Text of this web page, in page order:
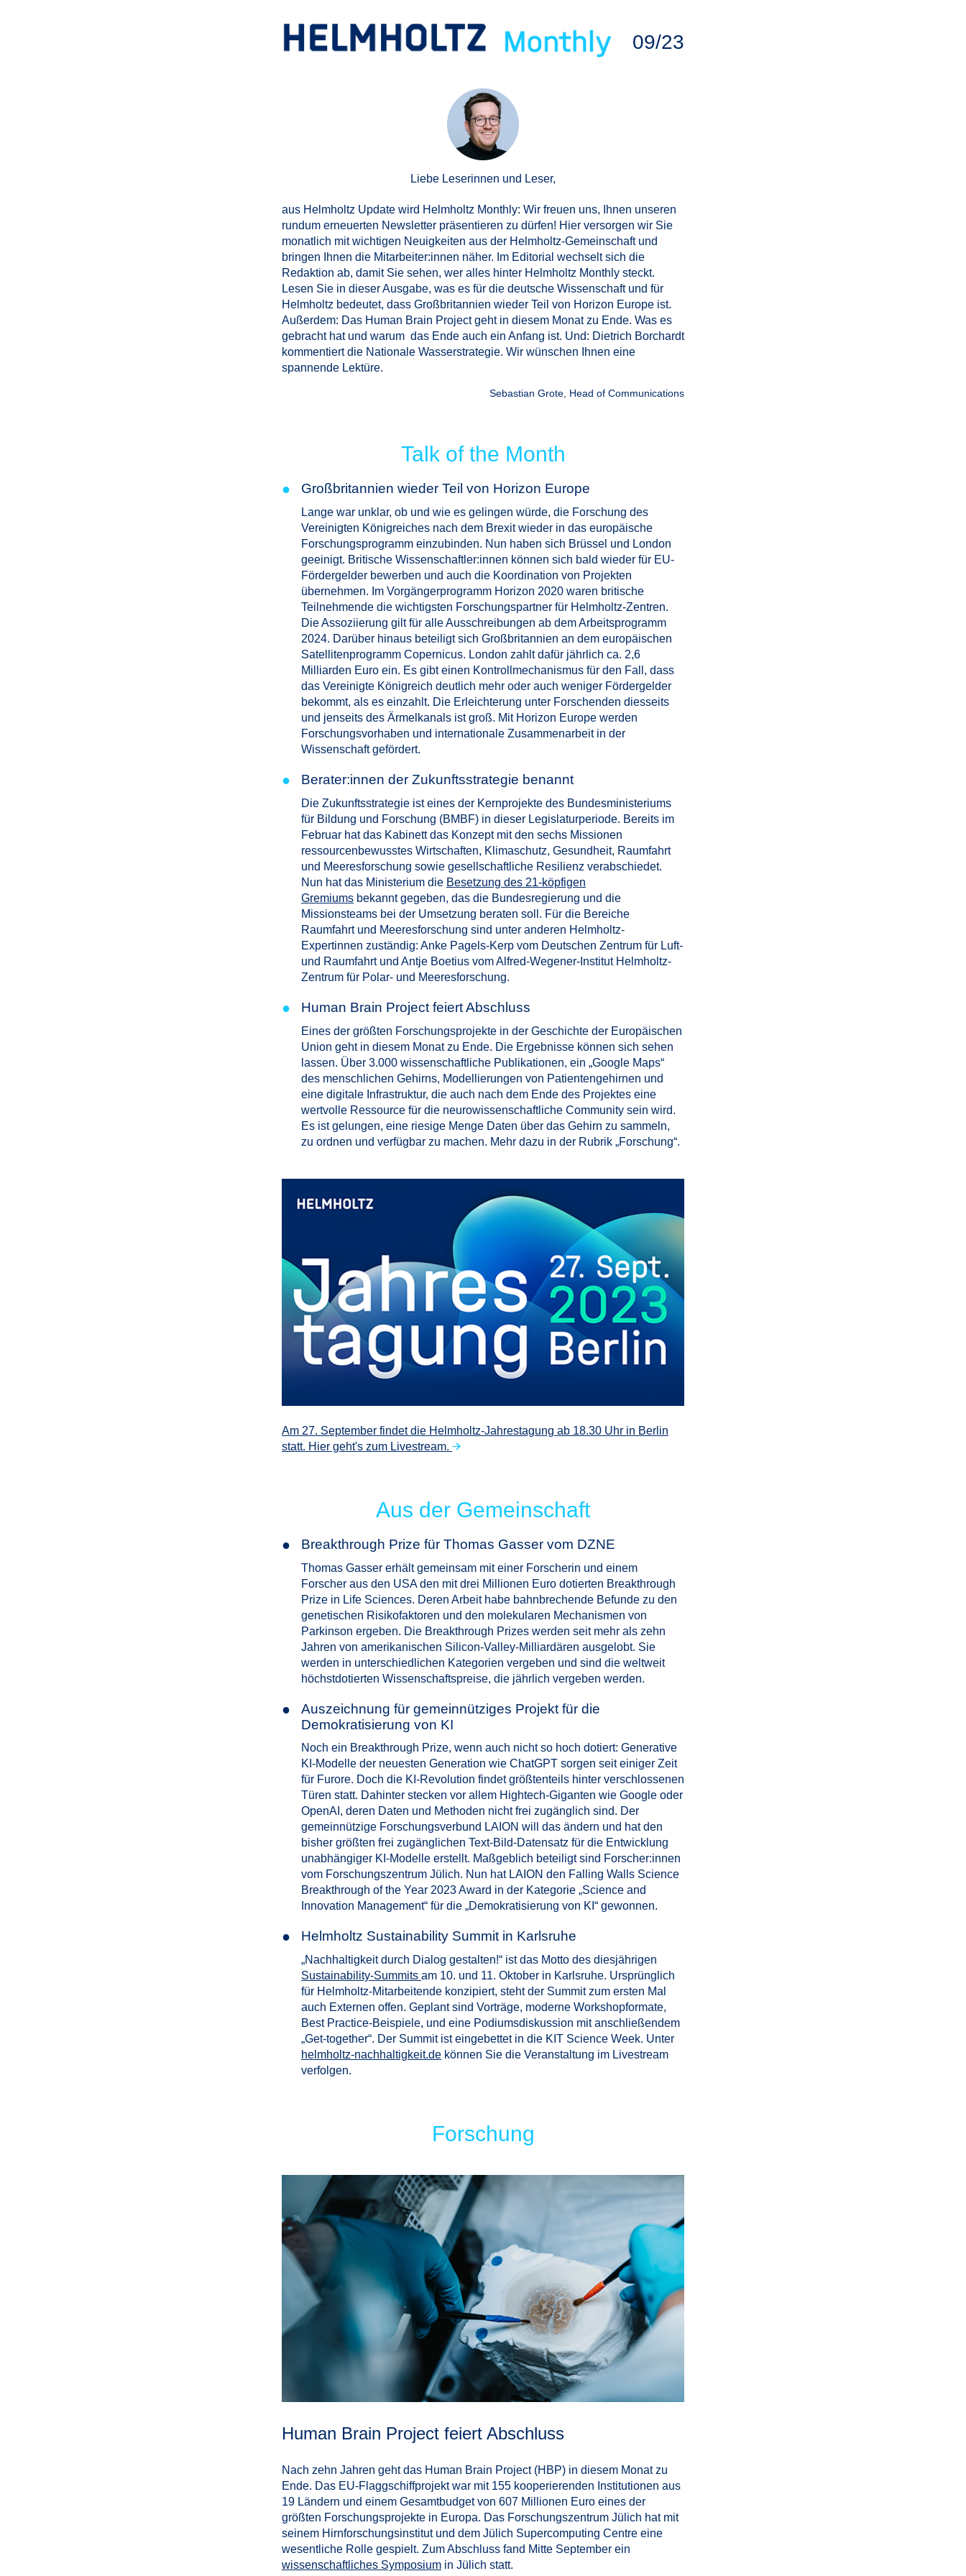
09/23
Liebe Leserinnen und Leser,
aus Helmholtz Update wird Helmholtz Monthly: Wir freuen uns, Ihnen unseren
rundum erneuerten Newsletter präsentieren zu dürfen! Hier versorgen wir Sie
monatlich mit wichtigen Neuigkeiten aus der Helmholtz-Gemeinschaft und
bringen Ihnen die Mitarbeiter:innen näher. Im Editorial wechselt sich die
Redaktion ab, damit Sie sehen, wer alles hinter Helmholtz Monthly steckt.
Lesen Sie in dieser Ausgabe, was es für die deutsche Wissenschaft und für
Helmholtz bedeutet, dass Großbritannien wieder Teil von Horizon Europe ist.
Außerdem: Das Human Brain Project geht in diesem Monat zu Ende. Was es
gebracht hat und warum das Ende auch ein Anfang ist. Und: Dietrich Borchardt
kommentiert die Nationale Wasserstrategie. Wir wünschen Ihnen eine
spannende Lektüre.
Sebastian Grote, Head of Communications
Talk of the Month
● Großbritannien wieder Teil von Horizon Europe
Lange war unklar, ob und wie es gelingen würde, die Forschung des
Vereinigten Königreiches nach dem Brexit wieder in das europäische
Forschungsprogramm einzubinden. Nun haben sich Brüssel und London
geeinigt. Britische Wissenschaftler:innen können sich bald wieder für EU-
Fördergelder bewerben und auch die Koordination von Projekten
übernehmen. Im Vorgängerprogramm Horizon 2020 waren britische
Teilnehmende die wichtigsten Forschungspartner für Helmholtz-Zentren.
Die Assoziierung gilt für alle Ausschreibungen ab dem Arbeitsprogramm
2024. Darüber hinaus beteiligt sich Großbritannien an dem europäischen
Satellitenprogramm Copernicus. London zahlt dafür jährlich ca. 2,6
Milliarden Euro ein. Es gibt einen Kontrollmechanismus für den Fall, dass
das Vereinigte Königreich deutlich mehr oder auch weniger Fördergelder
bekommt, als es einzahlt. Die Erleichterung unter Forschenden diesseits
und jenseits des Ärmelkanals ist groß. Mit Horizon Europe werden
Forschungsvorhaben und internationale Zusammenarbeit in der
Wissenschaft gefördert.
● Berater:innen der Zukunftsstrategie benannt
Die Zukunftsstrategie ist eines der Kernprojekte des Bundesministeriums
für Bildung und Forschung (BMBF) in dieser Legislaturperiode. Bereits im
Februar hat das Kabinett das Konzept mit den sechs Missionen
ressourcenbewusstes Wirtschaften, Klimaschutz, Gesundheit, Raumfahrt
und Meeresforschung sowie gesellschaftliche Resilienz verabschiedet.
Nun hat das Ministerium die Besetzung des 21-köpfigen
Gremiums bekannt gegeben, das die Bundesregierung und die
Missionsteams bei der Umsetzung beraten soll. Für die Bereiche
Raumfahrt und Meeresforschung sind unter anderen Helmholtz-
Expertinnen zuständig: Anke Pagels-Kerp vom Deutschen Zentrum für Luft-
und Raumfahrt und Antje Boetius vom Alfred-Wegener-Institut Helmholtz-
Zentrum für Polar- und Meeresforschung.
● Human Brain Project feiert Abschluss
Eines der größten Forschungsprojekte in der Geschichte der Europäischen
Union geht in diesem Monat zu Ende. Die Ergebnisse können sich sehen
lassen. Über 3.000 wissenschaftliche Publikationen, ein „Google Maps“
des menschlichen Gehirns, Modellierungen von Patientengehirnen und
eine digitale Infrastruktur, die auch nach dem Ende des Projektes eine
wertvolle Ressource für die neurowissenschaftliche Community sein wird.
Es ist gelungen, eine riesige Menge Daten über das Gehirn zu sammeln,
zu ordnen und verfügbar zu machen. Mehr dazu in der Rubrik „Forschung“.
Am 27. September findet die Helmholtz-Jahrestagung ab 18.30 Uhr in Berlin
statt. Hier geht's zum Livestream.
Aus der Gemeinschaft
● Breakthrough Prize für Thomas Gasser vom DZNE
Thomas Gasser erhält gemeinsam mit einer Forscherin und einem
Forscher aus den USA den mit drei Millionen Euro dotierten Breakthrough
Prize in Life Sciences. Deren Arbeit habe bahnbrechende Befunde zu den
genetischen Risikofaktoren und den molekularen Mechanismen von
Parkinson ergeben. Die Breakthrough Prizes werden seit mehr als zehn
Jahren von amerikanischen Silicon-Valley-Milliardären ausgelobt. Sie
werden in unterschiedlichen Kategorien vergeben und sind die weltweit
höchstdotierten Wissenschaftspreise, die jährlich vergeben werden.
●
Auszeichnung für gemeinnütziges Projekt für die
Demokratisierung von KI
Noch ein Breakthrough Prize, wenn auch nicht so hoch dotiert: Generative
KI-Modelle der neuesten Generation wie ChatGPT sorgen seit einiger Zeit
für Furore. Doch die KI-Revolution findet größtenteils hinter verschlossenen
Türen statt. Dahinter stecken vor allem Hightech-Giganten wie Google oder
OpenAI, deren Daten und Methoden nicht frei zugänglich sind. Der
gemeinnützige Forschungsverbund LAION will das ändern und hat den
bisher größten frei zugänglichen Text-Bild-Datensatz für die Entwicklung
unabhängiger KI-Modelle erstellt. Maßgeblich beteiligt sind Forscher:innen
vom Forschungszentrum Jülich. Nun hat LAION den Falling Walls Science
Breakthrough of the Year 2023 Award in der Kategorie „Science and
Innovation Management“ für die „Demokratisierung von KI“ gewonnen.
● Helmholtz Sustainability Summit in Karlsruhe
„Nachhaltigkeit durch Dialog gestalten!“ ist das Motto des diesjährigen
Sustainability-Summits am 10. und 11. Oktober in Karlsruhe. Ursprünglich
für Helmholtz-Mitarbeitende konzipiert, steht der Summit zum ersten Mal
auch Externen offen. Geplant sind Vorträge, moderne Workshopformate,
Best Practice-Beispiele, und eine Podiumsdiskussion mit anschließendem
„Get-together“. Der Summit ist eingebettet in die KIT Science Week. Unter
helmholtz-nachhaltigkeit.de können Sie die Veranstaltung im Livestream
verfolgen.
Forschung
Human Brain Project feiert Abschluss
Nach zehn Jahren geht das Human Brain Project (HBP) in diesem Monat zu
Ende. Das EU-Flaggschiffprojekt war mit 155 kooperierenden Institutionen aus
19 Ländern und einem Gesamtbudget von 607 Millionen Euro eines der
größten Forschungsprojekte in Europa. Das Forschungszentrum Jülich hat mit
seinem Hirnforschungsinstitut und dem Jülich Supercomputing Centre eine
wesentliche Rolle gespielt. Zum Abschluss fand Mitte September ein
wissenschaftliches Symposium in Jülich statt.